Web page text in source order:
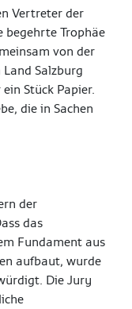
Vertreter der
begehrte Trophäe
von der
Salzburg
Stück Papier.
die in Sachen
der
das
Fundament aus
aufbaut, wurde
Die Jury